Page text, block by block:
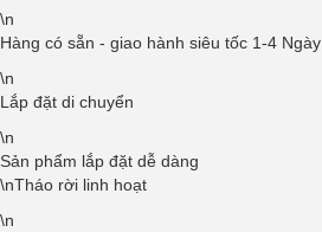
\n
Hàng có sẵn - giao hành siêu tốc 1-4 Ngày
\n
Lắp đặt di chuyển
\n
Sản phẩm lắp đặt dễ dàng
\nTháo rời linh hoạt
\n